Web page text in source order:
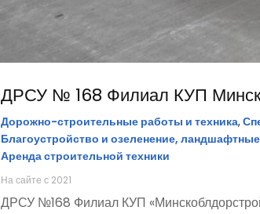
ДРСУ № 168 Филиал КУП
Дорожно-строительные работы и техника,
Благоустройство и озеленение,
Аренда строительной техники
На сайте с 2021
ДРСУ №168 Филиал КУП